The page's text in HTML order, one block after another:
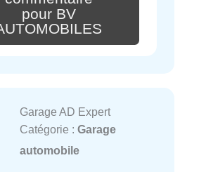
pour BV
Garage AD Expert
Catégorie : Garage
automobile